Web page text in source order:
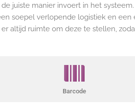
juiste manier invoert in het
soepel verlopende logistiek en een
altijd ruimte om deze te stellen,
Barcode